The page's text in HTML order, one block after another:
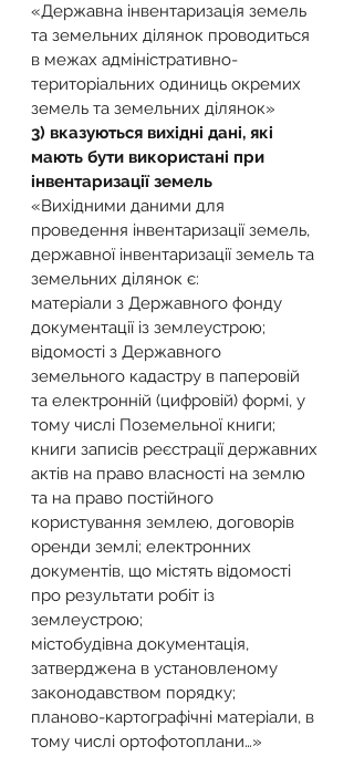
«Державна інвентаризація земель
та земельних ділянок проводиться
в межах адміністративно-
територіальних одиниць окремих
земель та земельних ділянок»
3) вказуються вихідні дані, які
мають бути використані при
інвентаризації земель
«Вихідними даними для
проведення інвентаризації земель,
державної інвентаризації земель та
земельних ділянок є:
матеріали з Державного фонду
документації із землеустрою;
відомості з Державного
земельного кадастру в паперовій
та електронній (цифровій) формі, у
тому числі Поземельної книги;
книги записів реєстрації державних
актів на право власності на землю
та на право постійного
користування землею, договорів
оренди землі; електронних
документів, що містять відомості
про результати робіт із
землеустрою;
містобудівна документація,
затверджена в установленому
законодавством порядку;
планово-картографічні матеріали, в
тому числі ортофотоплани…»